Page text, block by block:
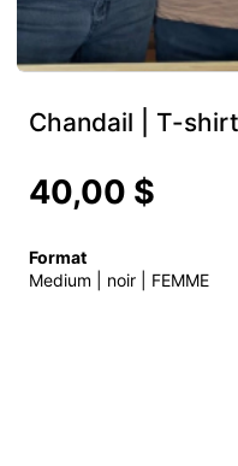
Chandail | T-
40,00 $
Format
Medium | noir | FEMME